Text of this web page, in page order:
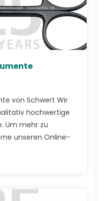
von Schwert Wir
hochwertige
Um mehr zu
unseren Online-